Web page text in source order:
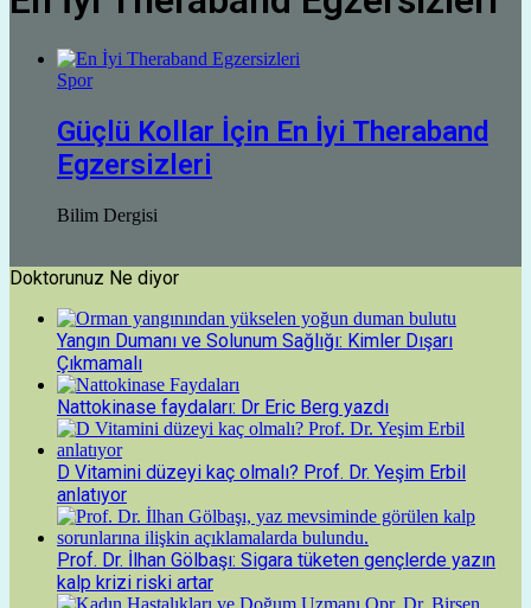
Spor
Güçlü Kollar İçin En İyi Theraband
Egzersizleri
Bilim Dergisi
Doktorunuz Ne diyor
Yangın Dumanı ve Solunum Sağlığı: Kimler Dışarı
Çıkmamalı
Nattokinase faydaları: Dr Eric Berg yazdı
D Vitamini düzeyi kaç olmalı? Prof. Dr. Yeşim Erbil
anlatıyor
Prof. Dr. İlhan Gölbaşı: Sigara tüketen gençlerde yazın
kalp krizi riski artar